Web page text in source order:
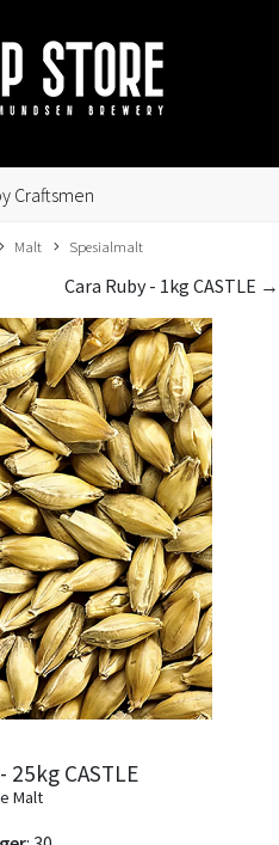
Craftsmen
Malt Spesialmalt
Cara Ruby - 1kg CASTLE →
25kg CASTLE
Malt